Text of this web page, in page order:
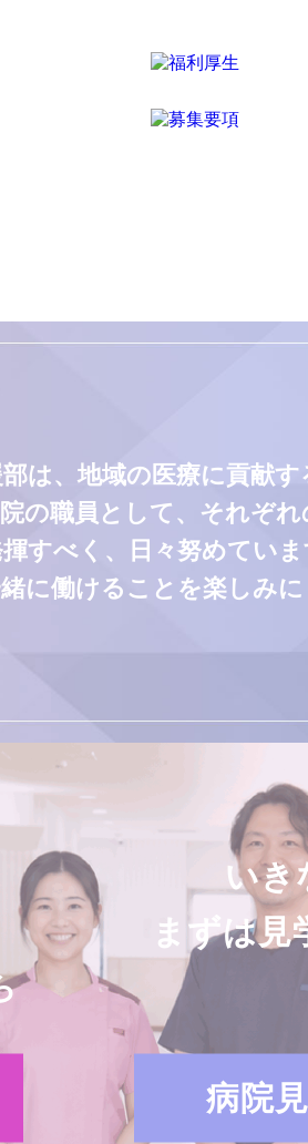
は、地域の医療に貢献す
の職員として、それぞ
すべく、日々努めていま
に働けることを楽しみに
いき
まずは見
病院